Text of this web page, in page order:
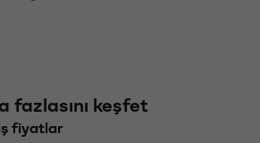
fazlasını keşfet
fiyatlar